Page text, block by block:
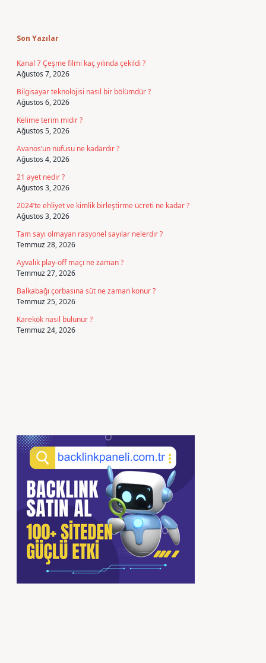
Son Yazılar
Kanal 7 Çeşme filmi kaç yılında çekildi ?
Ağustos 7, 2026
Bilgisayar teknolojisi nasıl bir bölümdür ?
Ağustos 6, 2026
Kelime terim midir ?
Ağustos 5, 2026
Avanos’un nüfusu ne kadardır ?
Ağustos 4, 2026
21 ayet nedir ?
Ağustos 3, 2026
2024’te ehliyet ve kimlik birleştirme ücreti ne kadar ?
Ağustos 3, 2026
Tam sayı olmayan rasyonel sayılar nelerdir ?
Temmuz 28, 2026
Ayvalık play-off maçı ne zaman ?
Temmuz 27, 2026
Balkabağı çorbasına süt ne zaman konur ?
Temmuz 25, 2026
Karekök nasıl bulunur ?
Temmuz 24, 2026